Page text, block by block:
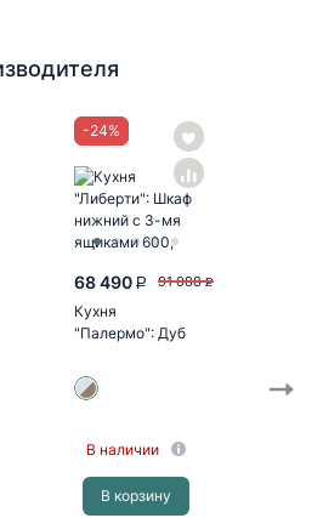
-24%
68 490 P 91 088 P
Кухня
"Палермо": Дуб
остин серый/Дуб
остин беж
(корпус дуб...
В наличии
В корзину